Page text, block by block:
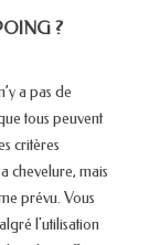
?
a pas de
tous peuvent
critères
chevelure, mais
prévu. Vous
l'utilisation